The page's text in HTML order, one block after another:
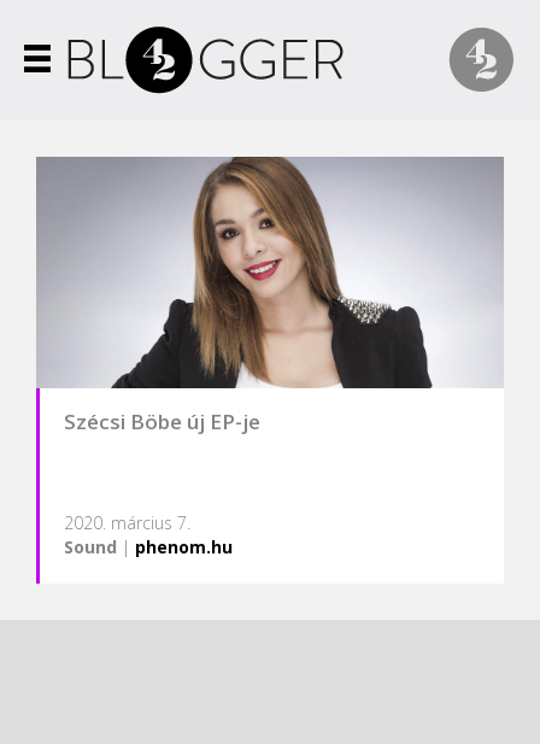
Szécsi Böbe új EP-je
2020. március 7.
Sound | phenom.hu